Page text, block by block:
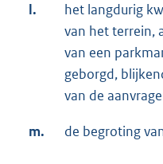
l.
het langdurig
van het terrein,
van een
geborgd,
van de
m. de begroting